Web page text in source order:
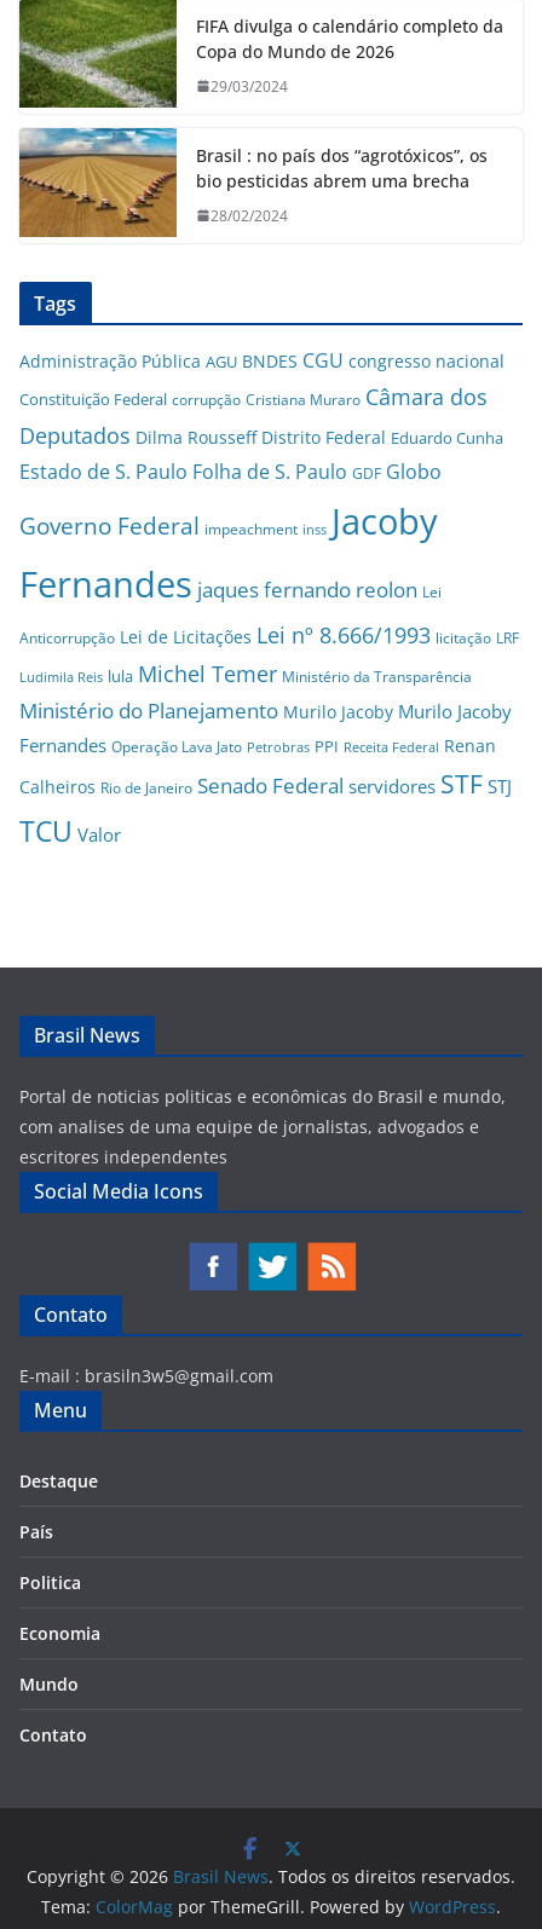
FIFA divulga o calendário completo da
Copa do Mundo de 2026
29/03/2024
Brasil : no país dos “agrotóxicos”, os
bio pesticidas abrem uma brecha
28/02/2024
Tags
Administração Pública AGU BNDES CGU congresso nacional
Constituição Federal corrupção Cristiana Muraro Câmara dos
Deputados Dilma Rousseff Distrito Federal Eduardo Cunha
Estado de S. Paulo Folha de S. Paulo GDF Globo
Governo Federal impeachment inss Jacoby
Fernandes jaques fernando reolon Lei
Anticorrupção Lei de Licitações Lei nº 8.666/1993 licitação LRF
Ludimila Reis lula Michel Temer Ministério da Transparência
Ministério do Planejamento Murilo Jacoby Murilo Jacoby
Fernandes Operação Lava Jato Petrobras PPI Receita Federal Renan
Calheiros Rio de Janeiro Senado Federal servidores STF STJ
TCU Valor
Brasil News
Portal de noticias politicas e econômicas do Brasil e mundo,
com analises de uma equipe de jornalistas, advogados e
escritores independentes
Social Media Icons
Contato
E-mail : brasiln3w5@gmail.com
Menu
Destaque
País
Politica
Economia
Mundo
Contato
Copyright © 2026 Brasil News. Todos os direitos reservados.
Tema: ColorMag por ThemeGrill. Powered by WordPress.